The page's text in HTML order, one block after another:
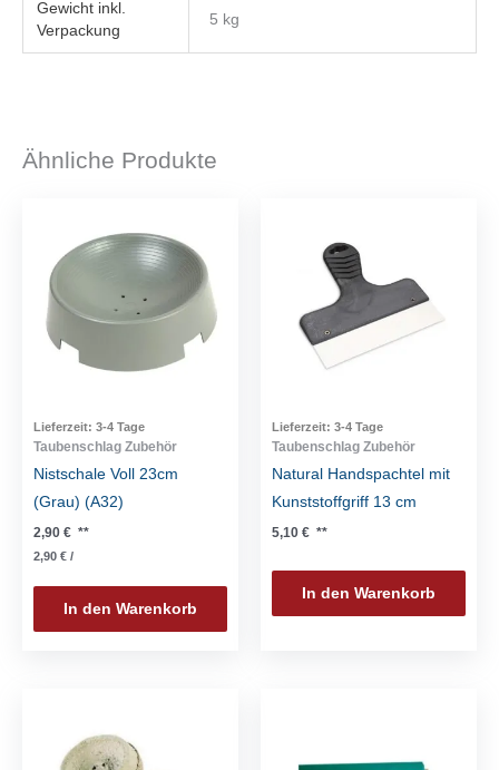
Gewicht
5 kg
Ähnliche Produkte
Lieferzeit: 3-4 Tage
Taubenschlag Zubehör
Nistschale Voll 23cm
(Grau) (A32)
2,90 € **
2,90 € /
In den Warenkorb
Lieferzeit: 3-4 Tage
Taubenschlag Zubehör
Natural Handspachtel mit
Kunststoffgriff 13 cm
5,10 € **
In den Warenkorb